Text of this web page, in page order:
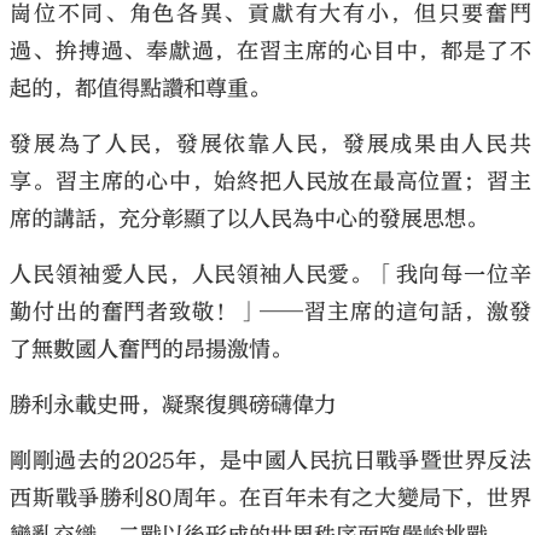
崗位不同、角色各異、貢獻有大有小，但只要奮鬥
過、拚搏過、奉獻過，在習主席的心目中，都是了不
起的，都值得點讚和尊重。
發展為了人民，發展依靠人民，發展成果由人民共
享。習主席的心中，始終把人民放在最高位置；習主
席的講話，充分彰顯了以人民為中心的發展思想。
人民領袖愛人民，人民領袖人民愛。「我向每一位辛
勤付出的奮鬥者致敬！」──習主席的這句話，激發
了無數國人奮鬥的昂揚激情。
勝利永載史冊，凝聚復興磅礴偉力
剛剛過去的2025年，是中國人民抗日戰爭暨世界反法
西斯戰爭勝利80周年。在百年未有之大變局下，世界